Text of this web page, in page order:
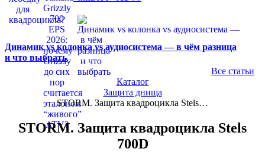
Динамик vs колонка vs аудиосистема — в чём разница
и что выбрать
Все статьи
Каталог
Защита днища
STORM. Защита квадроцикла Stels…
STORM. Защита квадроцикла Stels
700D